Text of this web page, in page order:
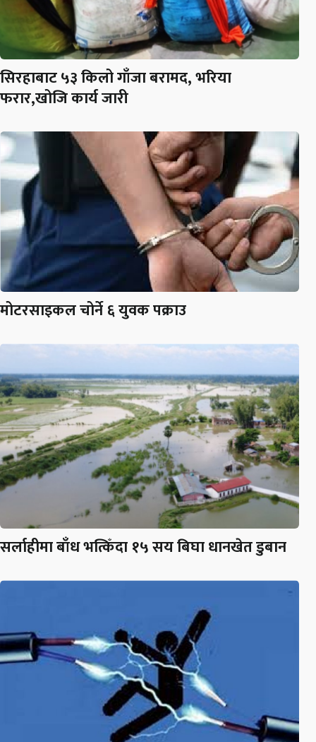
सिरहाबाट ५३ किलो गाँजा बरामद, भरिया
फरार,खोजि कार्य जारी
मोटरसाइकल चोर्ने ६ युवक पक्राउ
सर्लाहीमा बाँध भत्किँदा १५ सय बिघा धानखेत डुबान